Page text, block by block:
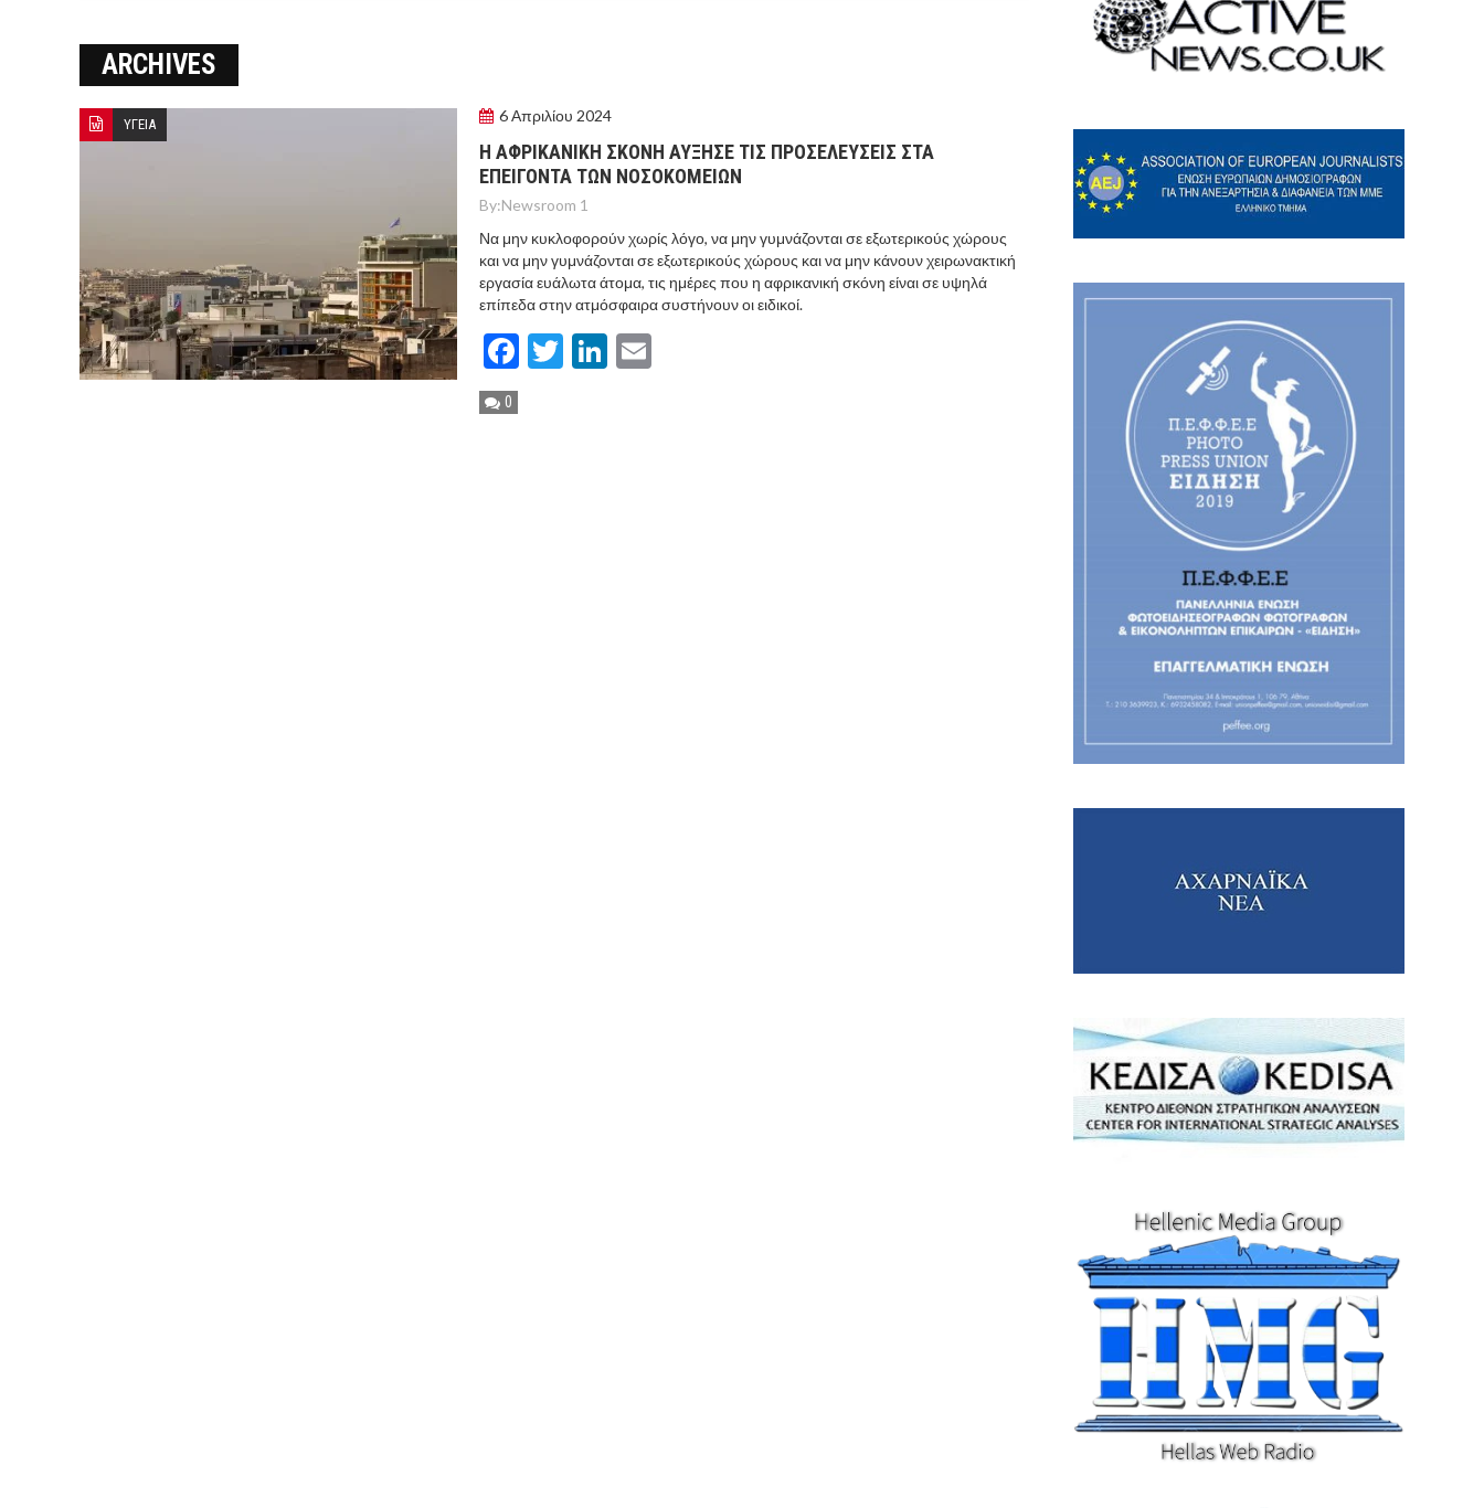
ARCHIVES
ΥΓΕΙΑ 6 Απριλίου 2024
Η ΑΦΡΙΚΑΝΙΚΗ ΣΚΟΝΗ ΑΥΞΗΣΕ ΤΙΣ ΠΡΟΣΕΛΕΥΣΕΙΣ ΣΤΑ
ΕΠΕΙΓΟΝΤΑ ΤΩΝ ΝΟΣΟΚΟΜΕΙΩΝ
By:Newsroom 1
Να μην κυκλοφορούν χωρίς λόγο, να μην γυμνάζονται σε εξωτερικούς χώρους
και να μην γυμνάζονται σε εξωτερικούς χώρους και να μην κάνουν χειρωνακτική
εργασία ευάλωτα άτομα, τις ημέρες που η αφρικανική σκόνη είναι σε υψηλά
επίπεδα στην ατμόσφαιρα συστήνουν οι ειδικοί.
Facebook
TwitterLinkedIn
0